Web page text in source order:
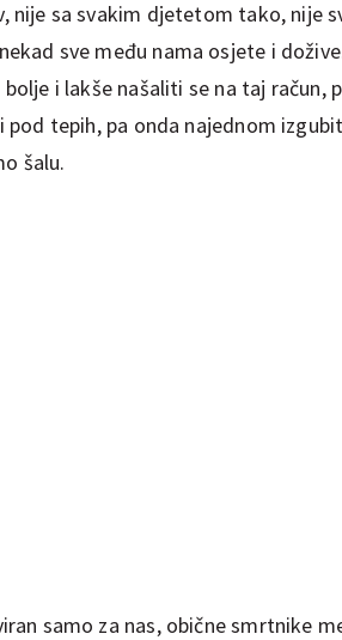
nije sa svakim djetetom tako, nije
sve među nama osjete i
i lakše našaliti se na taj račun,
tepih, pa onda najednom
šalu.
samo za nas, obične smrtnike